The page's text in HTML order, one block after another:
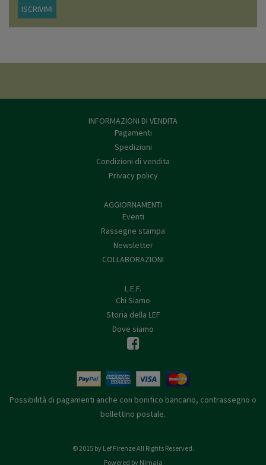
ISCRIVIMI
INFORMAZIONI DI VENDITA
Pagamenti
Spedizioni
Condizioni di vendita
Privacy policy
AGGIORNAMENTI
Eventi
Rassegne stampa
Newsletter
COLLABORAZIONI
L.E.F.
Chi Siamo
Storia della LEF
Dove siamo
Possibilità di pagamenti anche con bonifico bancario, contrassegno o
bollettino postale.
© 2015 by Lef Firenze All Rights Reserved.
Powered by Nimaia